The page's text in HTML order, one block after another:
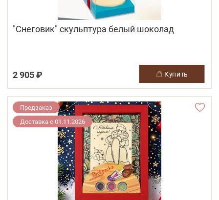
"Снеговик" скульптура белый шоколад
2 905 ₽ купить
Предзаказ
Доставка с 01.11.2026